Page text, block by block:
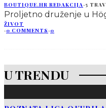
BOUTIQUE.HR REDAKCIJA ·5
Proljetno druženje u
ŽIVOT
·0 COMMENTS ·0
U TRENDU